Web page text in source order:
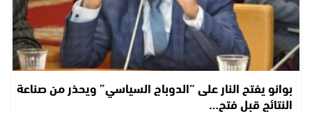
بوانو يفتح النار على “الدوباج السياسي” ويحذر من صناعة
النتائج قبل فتح…